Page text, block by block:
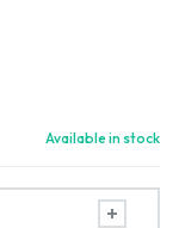
Available in stock